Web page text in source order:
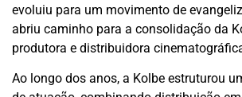
evoluiu para um movimento de
abriu caminho para a consolidação da
produtora e distribuidora
Ao longo dos anos, a Kolbe estruturou